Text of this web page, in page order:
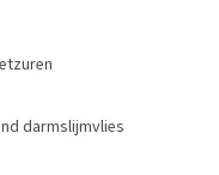
darmslijmvlies